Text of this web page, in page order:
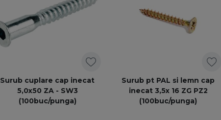
Surub cuplare cap inecat
5,0x50 ZA - SW3
(100buc/punga)
Surub pt PAL si lemn cap
inecat 3,5x 16 ZG PZ2
(100buc/punga)